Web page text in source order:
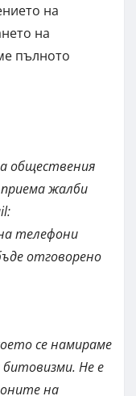
на
на
пълното
обществения
жалби
телефони
отговорено
се намираме
Не е
на